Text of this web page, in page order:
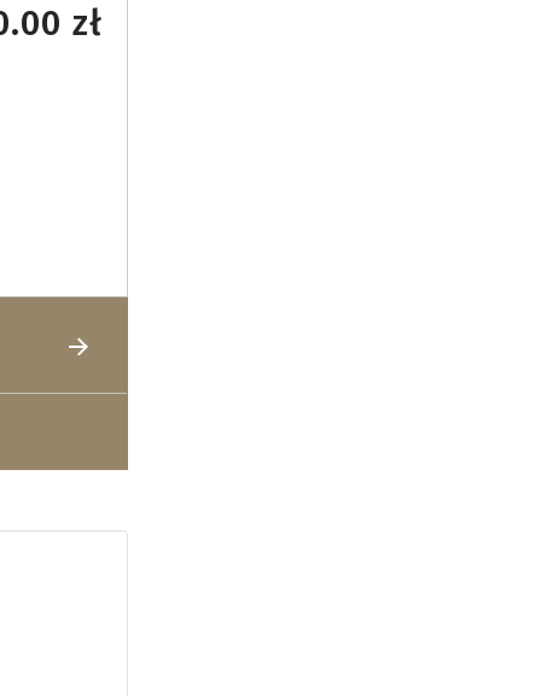
zł